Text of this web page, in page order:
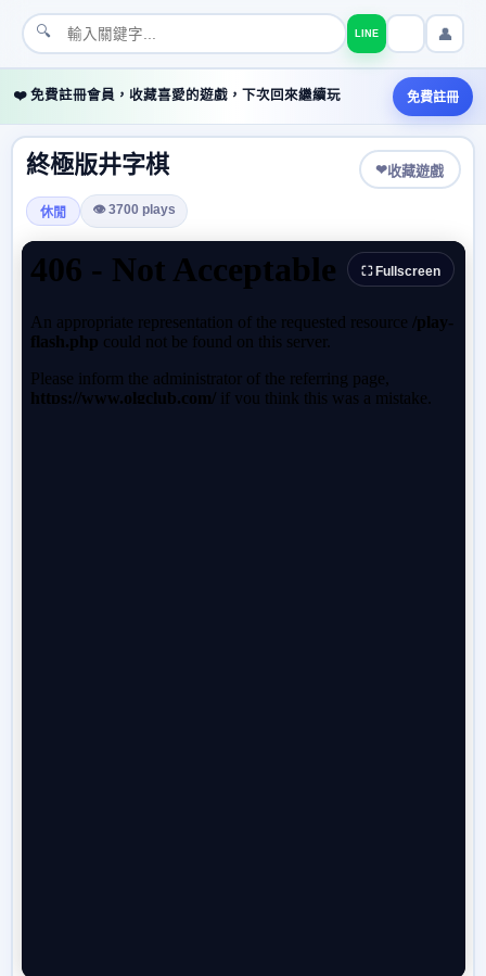
🔍 LINE 👤
❤️ 免費註冊會員，收藏喜愛的遊戲，下次回來繼續玩 免費註冊
終極版井字棋 ❤收藏遊戲
休閒 👁 3700 plays
⛶ Fullscreen